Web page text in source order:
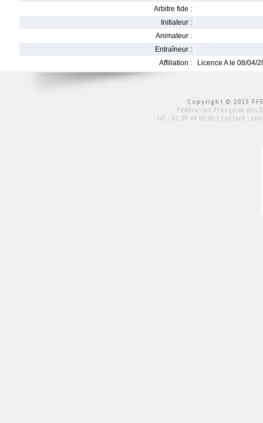
Arbitre fide :
Initiateur :
Animateur :
Entraîneur :
Affiliation :
Licence A le 08/04/
Copyright © 2015
Fédération Française des
tél : 01 39 44 65 80 | contact :